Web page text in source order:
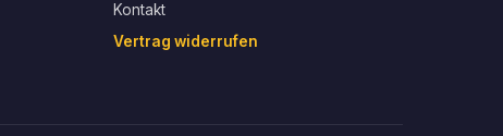
Kontakt
Vertrag widerrufen